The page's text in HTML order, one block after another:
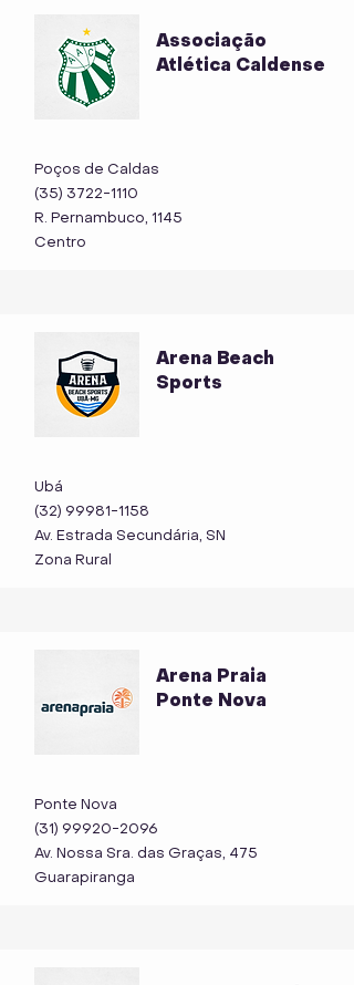
Associação
Atlética Caldense
Poços de Caldas
(35) 3722-1110
R. Pernambuco, 1145
Centro
Arena Beach
Sports
Ubá
(32) 99981-1158
Av. Estrada Secundária, SN
Zona Rural
Arena Praia
Ponte Nova
Ponte Nova
(31) 99920-2096
Av. Nossa Sra. das Graças, 475
Guarapiranga